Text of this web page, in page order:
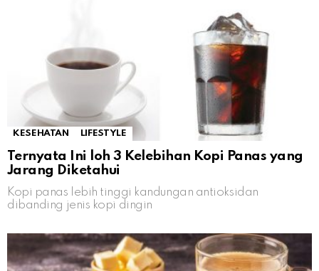
KESEHATAN LIFESTYLE
Ternyata Ini loh 3 Kelebihan Kopi Panas yang
Jarang Diketahui
Kopi panas lebih tinggi kandungan antioksidan
dibanding jenis kopi dingin